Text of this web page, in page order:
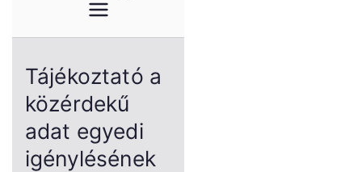
Tájékoztató a
közérdekű
adat egyedi
igénylésének